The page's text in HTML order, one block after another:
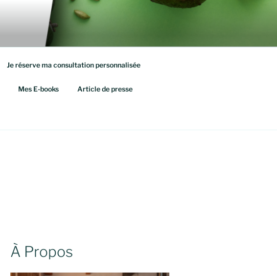
Je réserve ma consultation personnalisée
Mes E-books Article de presse
À Propos